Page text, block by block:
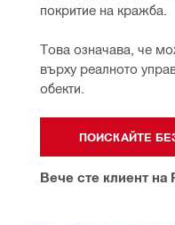
покритие на кражба.
Това означава, че
върху реалното
обекти.
ПОИСКАЙТЕ
Вече сте клиент на